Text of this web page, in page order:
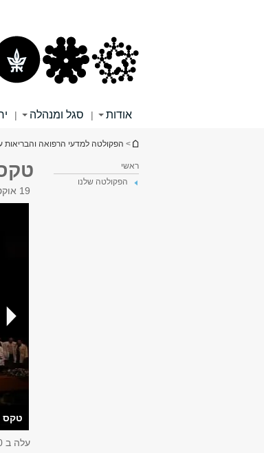
אודות | סגל ומנהלה |
הינך נמצא כאן
> הפקולטה למדעי הרפואה והבריאות
ראשי
הפקולטה שלנו
19 אוקטובר, 2025
טקס
עלה ב 20